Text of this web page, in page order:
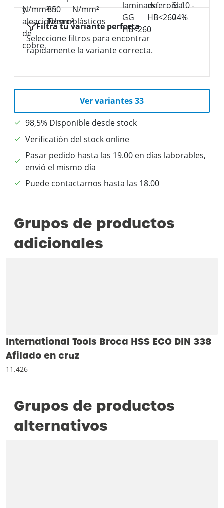
Filtra tu variante perfecta
Seleccione filtros para encontrar
rápidamente la variante correcta.
Ver variantes 33
98,5% Disponible desde stock
Verificatión del stock online
Pasar pedido hasta las 19.00 en días laborables,
envió el mismo día
Puede contactarnos hasta las 18.00
Grupos de productos
adicionales
International Tools Broca HSS ECO DIN 338
Afilado en cruz
11.426
Grupos de productos
alternativos